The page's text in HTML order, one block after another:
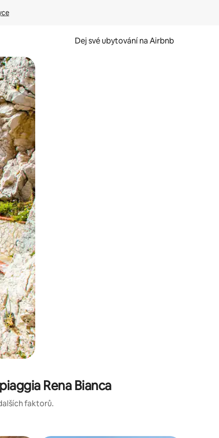
Dej své ubytování na Airbnb
Rena Bianca
faktorů.